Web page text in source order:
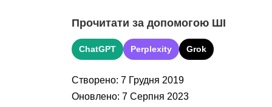
Прочитати за допомогою ШІ
ChatGPT Perplexity Grok
Створено: 7 Грудня 2019
Оновлено: 7 Серпня 2023